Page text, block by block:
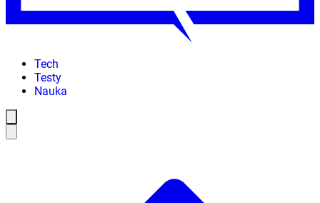
Tech
Testy
Nauka